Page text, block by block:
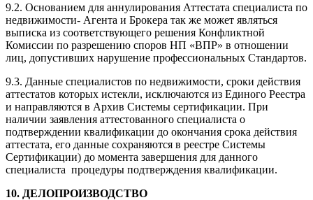
9.2. Основанием для аннулирования Аттестата специалиста по
недвижимости- Агента и Брокера так же может являться
выписка из соответствующего решения Конфликтной
Комиссии по разрешению споров НП «ВПР» в отношении
лиц, допустивших нарушение профессиональных Стандартов.
9.3. Данные специалистов по недвижимости, сроки действия
аттестатов которых истекли, исключаются из Единого Реестра
и направляются в Архив Системы сертификации. При
наличии заявления аттестованного специалиста о
подтверждении квалификации до окончания срока действия
аттестата, его данные сохраняются в реестре Системы
Сертификации) до момента завершения для данного
специалиста процедуры подтверждения квалификации.
10. ДЕЛОПРОИЗВОДСТВО